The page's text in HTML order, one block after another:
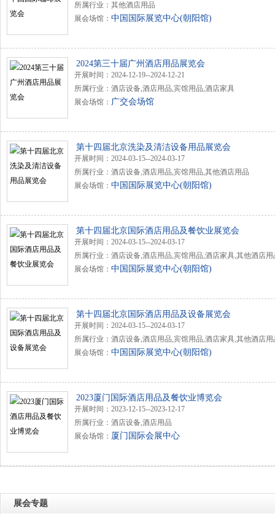
所属行业：其他酒店用品
展会场馆： 中国国际展览中心(朝阳馆)
2024第三十届广州酒店用品展览会
开展时间：2024-12-19--2024-12-21
所属行业：酒店设备,酒店用品,宾馆用品,酒店家具
展会场馆： 广交会场馆
第十四届北京洗染及清洁设备用品展览会
开展时间：2024-03-15--2024-03-17
所属行业：酒店设备,酒店用品,宾馆用品,其他酒店用品
展会场馆： 中国国际展览中心(朝阳馆)
第十四届北京国际酒店用品及餐饮业展览会
开展时间：2024-03-15--2024-03-17
所属行业：酒店设备,酒店用品,宾馆用品,酒店家具,其他酒店用
展会场馆： 中国国际展览中心(朝阳馆)
第十四届北京国际酒店用品及设备展览会
开展时间：2024-03-15--2024-03-17
所属行业：酒店设备,酒店用品,宾馆用品,酒店家具,其他酒店用
展会场馆： 中国国际展览中心(朝阳馆)
2023厦门国际酒店用品及餐饮业博览会
开展时间：2023-12-15--2023-12-17
所属行业：酒店设备,酒店用品
展会场馆： 厦门国际会展中心
展会专题